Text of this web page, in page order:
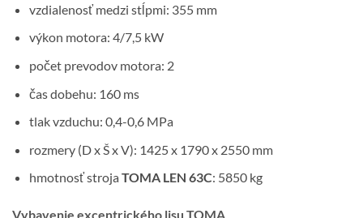
vzdialenosť medzi stĺpmi: 355 mm
výkon motora: 4/7,5 kW
počet prevodov motora: 2
čas dobehu: 160 ms
tlak vzduchu: 0,4-0,6 MPa
rozmery (D x Š x V): 1425 x 1790 x 2550 mm
hmotnosť stroja TOMA LEN 63C: 5850 kg
Vybavenie excentrického lisu TOMA